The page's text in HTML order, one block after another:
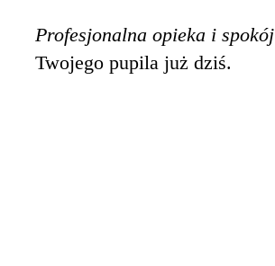
Profesjonalna opieka i spokój
Twojego pupila już dziś.